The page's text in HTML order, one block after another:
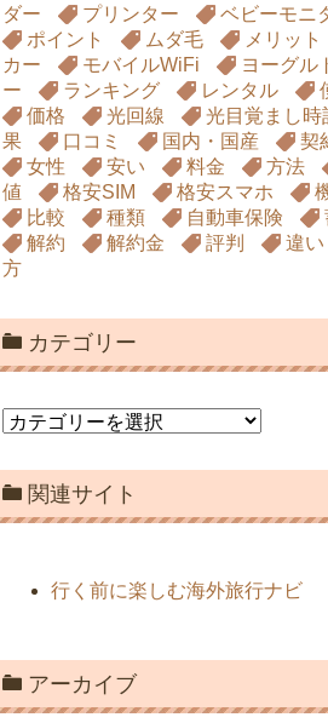
ダー
プリンター
ベビーモニ
ポイント
ムダ毛 メリット
カー
モバイルWiFi
ヨーグル
ー
ランキング レンタル
価格
光回線 光目覚まし時
果
口コミ 国内・国産
契
女性
安い 料金 方法
値
格安SIM 格安スマホ
比較
種類 自動車保険
解約
解約金 評判 違い
方
カテゴリー
カ
ゴ
リ
ー
関連サイト
行く前に楽しむ海外旅行ナビ
アーカイブ